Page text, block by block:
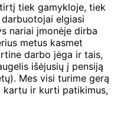
tiek gamykloje, tiek
elgiasi
nariai įmonėje dirba
metus kasmet
darbo jėga ir tais,
išėjusių į pensiją
Mes visi turime gerą
ir kurti patikimus,